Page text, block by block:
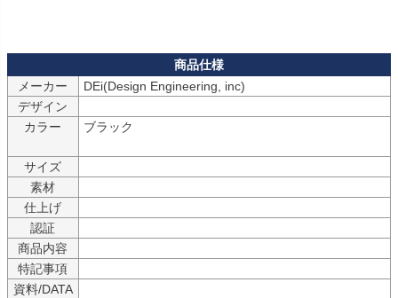
メーカー
デザイン
カラー
ブラック
サイズ
素材
仕上げ
認証
商品内容
特記事項
資料/DATA